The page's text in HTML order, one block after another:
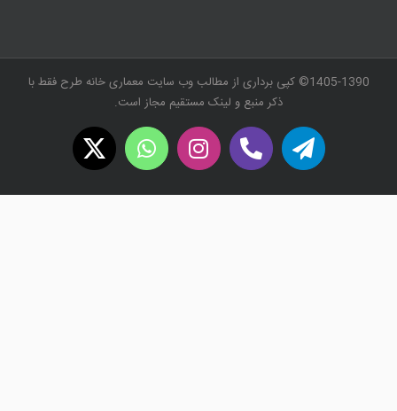
1405-1390© کپی برداری از مطالب وب سایت معماری خانه طرح فقط با
ذکر منبع و لینک مستقیم مجاز است.
Telegram
Twitch
Instagram
WhatsApp
X